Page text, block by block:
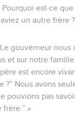
Pourquoi est-ce
un autre frère
gouverneur nous
et sur notre
est encore
?” Nous avons
pouvions pas
frère.” »